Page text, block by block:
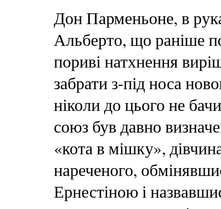
Дон Парменьоне, в
Альберто, що раніше
пориві натхнення
забрати з-під носа
ніколи до цього не
союз був давно
«кота в мішку»,
нареченого,
Ернестіною і